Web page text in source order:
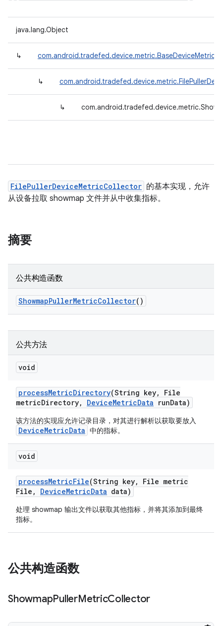
java.lang.Object
↳
↳
↳
FilePullerDeviceMetricCollector 的基本实现，允许
从设备拉取 showmap 文件并从中收集指标。
摘要
公共构造函数
ShowmapPullerMetricCollector()
公共方法
void
processMetricDirectory(String key,
File
metricDirectory, DeviceMetricData runData)
该方法的实现应允许记录目录，对其进行解析以获取要放入
DeviceMetricData 中的指标。
void
processMetricFile(String key,
File metric
File , DeviceMetricData data)
处理 showmap 输出文件以获取其他指标，并将其添加到最终
指标。
公共构造函数
ShowmapPullerMetricCollector